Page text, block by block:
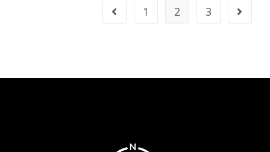
1 2 3